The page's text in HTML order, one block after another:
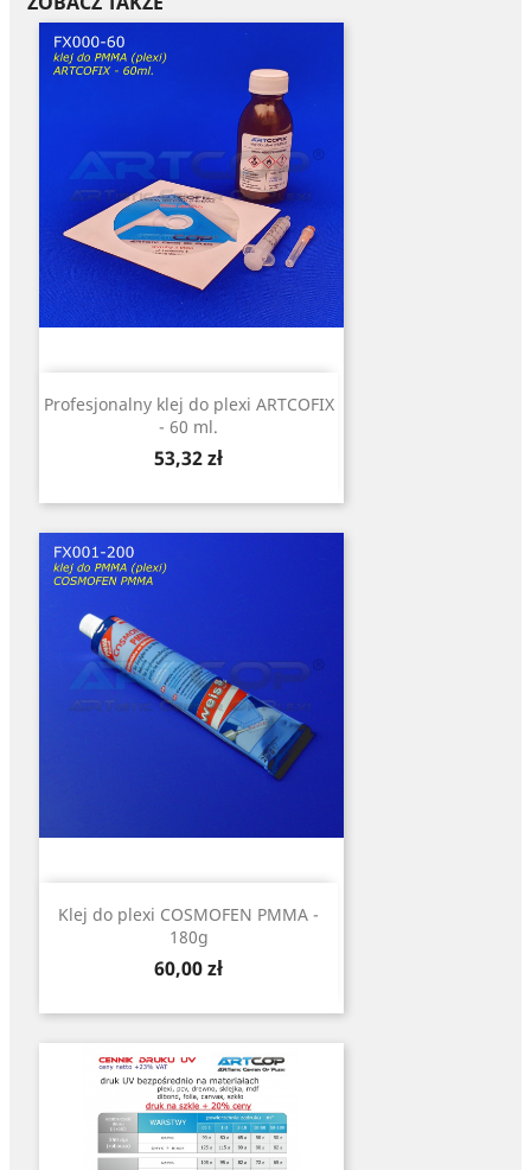
Profesjonalny klej do plexi ARTCOFIX
- 60 ml.
Cena
53,32 zł
Klej do plexi COSMOFEN PMMA -
180g
Cena
60,00 zł